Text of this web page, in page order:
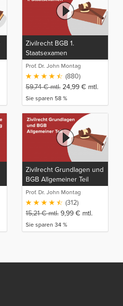
Zivilrecht BGB 1.
Staatsexamen
Prof. Dr. John Montag
(880)
59,74€mtl. 24,99 € mtl.
Sie sparen 58 %
Zivilrecht Grundlagen und
BGB Allgemeiner Teil
Prof. Dr. John Montag
(312)
15,21€mtl. 9,99 € mtl.
Sie sparen 34 %